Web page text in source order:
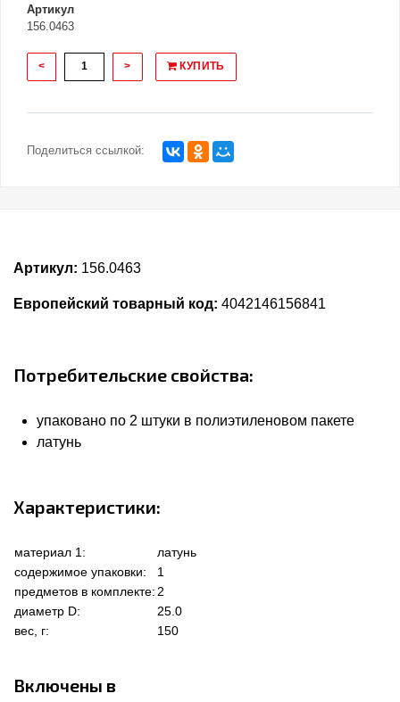
Артикул
156.0463
< > КУПИТЬ
Поделиться ссылкой:
Артикул: 156.0463
Европейский товарный код: 4042146156841
Потребительские свойства:
упаковано по 2 штуки в полиэтиленовом пакете
латунь
Характеристики:
материал 1:
латунь
содержимое упаковки:
1
предметов в комплекте: 2
диаметр D:
25.0
вес, г:
150
Включены в